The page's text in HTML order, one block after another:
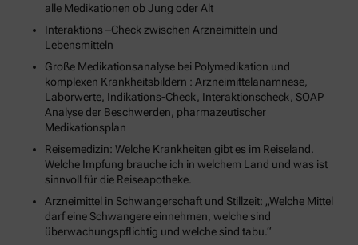
alle Medikationen ob Jung oder Alt
Interaktions –Check zwischen Arzneimitteln und
Lebensmitteln
Große Medikationsanalyse bei Polymedikation und
komplexen Krankheitsbildern : Arzneimittelanamnese,
Laborwerte, Indikations-Check, Interaktionscheck, SOAP
Analyse der Beschwerden, pharmazeutischer
Medikationsplan
Reisemedizin: Welche Krankheiten gibt es im Reiseland.
Welche Impfung brauche ich in welchem Land und was ist
sinnvoll für die Reiseapotheke.
Arzneimittel in Schwangerschaft und Stillzeit: „Welche Mittel
darf eine Schwangere einnehmen, welche sind
überwachungspflichtig und welche sind tabu.“